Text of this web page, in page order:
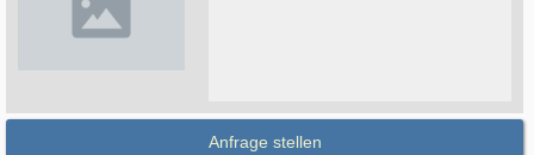
Anfrage stellen